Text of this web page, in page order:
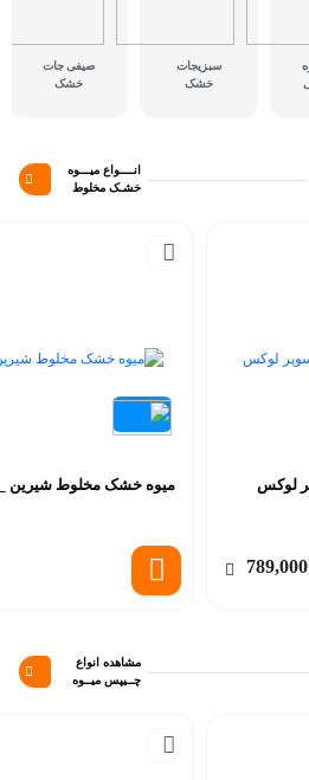
سبزیجات
خشک
صیفی جات
خشک
انــــواع میـــوه
خشـک مخلوط
لوکس
789,000
میوه خشک مخلوط شیرین
مشاهده انواع
چــیپس میــوه